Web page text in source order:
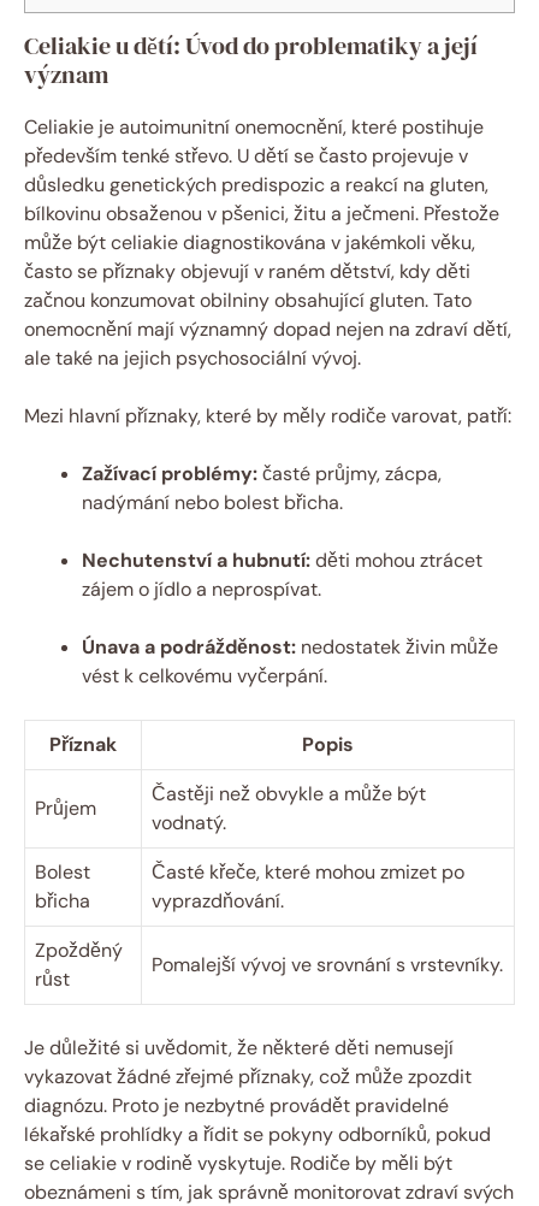
Celiakie u dětí: Úvod do problematiky a její
význam
Celiakie je autoimunitní onemocnění, které postihuje
především tenké střevo. U dětí se často projevuje v
důsledku genetických predispozic a reakcí na gluten,
bílkovinu obsaženou v pšenici, žitu a ječmeni. Přestože
může být celiakie diagnostikována v jakémkoli věku,
často se příznaky objevují v raném dětství, kdy děti
začnou konzumovat obilniny obsahující gluten. Tato
onemocnění mají významný dopad nejen na zdraví dětí,
ale také na jejich psychosociální vývoj.
Mezi hlavní příznaky, které by měly rodiče varovat, patří:
Zažívací problémy:časté průjmy, zácpa,
nadýmání nebo bolest břicha.
Nechutenství a hubnutí:děti mohou ztrácet
zájem o jídlo a neprospívat.
Únava a podrážděnost: nedostatek živin může
vést k celkovému vyčerpání.
Příznak Popis
Průjem
Častěji než obvykle a může být
vodnatý.
Bolest
břicha
Časté křeče, které mohou zmizet po
vyprazdňování.
Zpožděný
růst
Pomalejší vývoj ve srovnání s vrstevníky.
Je důležité si uvědomit, že některé děti nemusejí
vykazovat žádné zřejmé příznaky, což může zpozdit
diagnózu. Proto je nezbytné provádět pravidelné
lékařské prohlídky a řídit se pokyny odborníků, pokud
se celiakie v rodině vyskytuje. Rodiče by měli být
obeznámeni s tím, jak správně monitorovat zdraví svých